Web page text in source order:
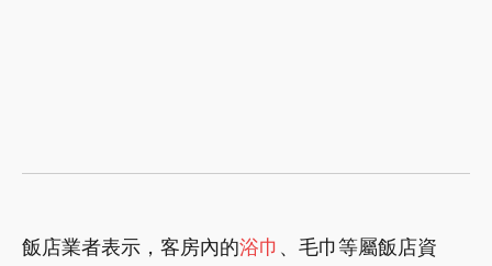
飯店業者表示，客房內的浴巾 、毛巾等屬飯店資